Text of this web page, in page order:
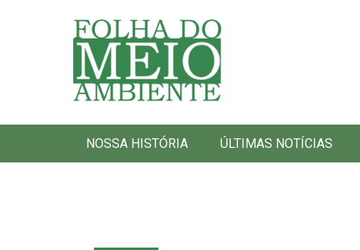
Folha do Meio Ambiente
NOSSA HISTÓRIA ÚLTIMAS NOTÍCIAS